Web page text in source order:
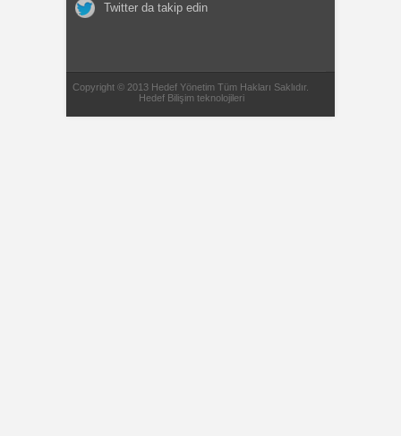
Twitter da takip edin
Copyright © 2013 Hedef Yönetim Tüm Hakları Saklıdır.
Hedef Bilişim teknolojileri